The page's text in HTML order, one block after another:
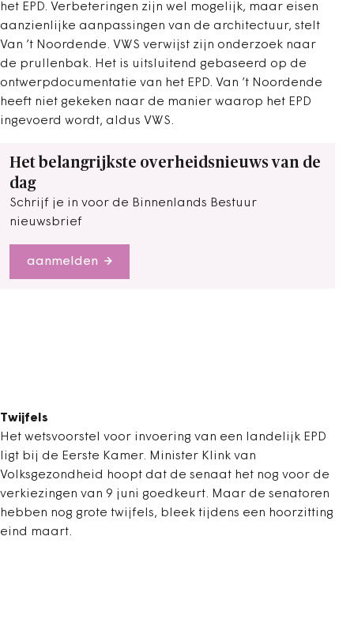
het EPD. Verbeteringen zijn wel mogelijk, maar eisen
aanzienlijke aanpassingen van de architectuur, stelt
Van ’t Noordende. VWS verwijst zijn onderzoek naar
de prullenbak. Het is uitsluitend gebaseerd op de
ontwerpdocumentatie van het EPD. Van ’t Noordende
heeft niet gekeken naar de manier waarop het EPD
ingevoerd wordt, aldus VWS.
Het belangrijkste overheidsnieuws van de
dag
Schrijf je in voor de Binnenlands Bestuur
nieuwsbrief
aanmelden
Twijfels
Het wetsvoorstel voor invoering van een landelijk EPD
ligt bij de Eerste Kamer. Minister Klink van
Volksgezondheid hoopt dat de senaat het nog voor de
verkiezingen van 9 juni goedkeurt. Maar de senatoren
hebben nog grote twijfels, bleek tijdens een hoorzitting
eind maart.